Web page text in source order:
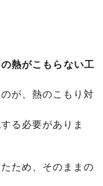
熱がこもらない工
が、熱のこもり対
る必要がありま
ため、そのままの